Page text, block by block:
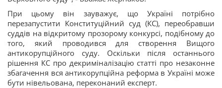
При цьому він зауважує, що Україні потрібно
перезапустити Конституційний суд (КС), переобравши
суддів на відкритому прозорому конкурсі, подібному до
того, який проводився для створення Вищого
антикорупційного суду. Оскільки після останнього
рішення КС про декриміналізацію статті про незаконне
збагачення вся антикорупційна реформа в Україні може
бути нівельована, переконаний експерт.